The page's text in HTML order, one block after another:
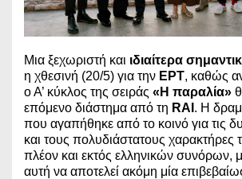
Μια ξεχωριστή και ιδιαίτερα
η χθεσινή (20/5) για την ΕΡΤ, καθώς
ο Α’ κύκλος της σειράς «Η παραλία»
επόμενο διάστημα από τη RAI . Η
που αγαπήθηκε από το κοινό για τις
και τους πολυδιάστατους χαρακτήρες
πλέον και εκτός ελληνικών συνόρων,
αυτή να αποτελεί ακόμη μία